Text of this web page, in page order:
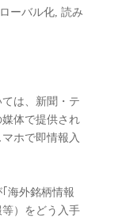
ーバル化, 読み
は、新聞・テ
体で提供され
ホで即情報入
海外銘柄情報
等）をどう入手